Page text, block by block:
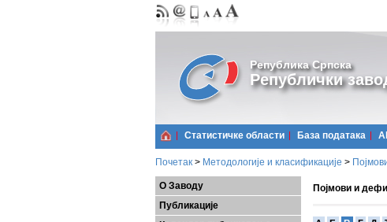
Република Српска
Републички
Статистичке области Базa података
Почетак > Методологије и класификације >
О Заводу
Публикације
Појмови и